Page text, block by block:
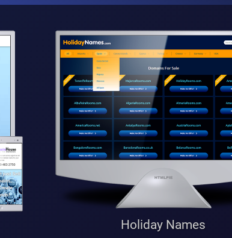
Holiday Names